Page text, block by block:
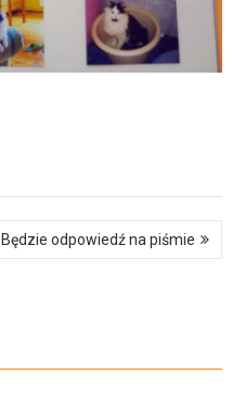
Będzie odpowiedź na piśmie